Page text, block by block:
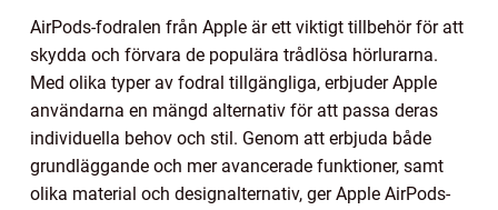
AirPods-fodralen från Apple är ett viktigt tillbehör för att
skydda och förvara de populära trådlösa hörlurarna.
Med olika typer av fodral tillgängliga, erbjuder Apple
användarna en mängd alternativ för att passa deras
individuella behov och stil. Genom att erbjuda både
grundläggande och mer avancerade funktioner, samt
olika material och designalternativ, ger Apple AirPods-